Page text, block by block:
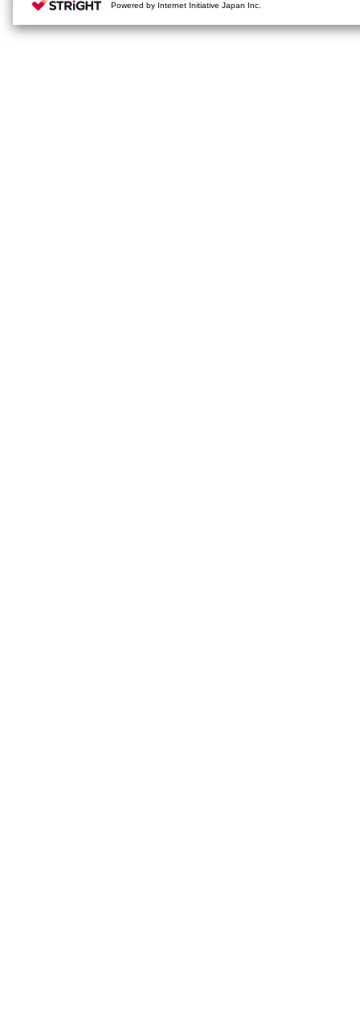
Powered by Internet Initiative Japan Inc.